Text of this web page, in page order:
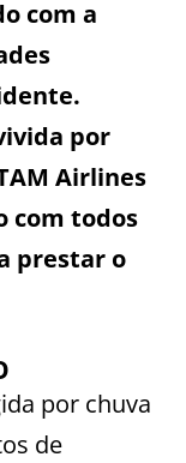
com a
por
Airlines
com todos
prestar o
por chuva
de